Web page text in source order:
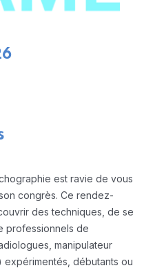
est ravie de vous
congrès. Ce rendez-
des techniques, de se
professionnels de
manipulateur
débutants ou